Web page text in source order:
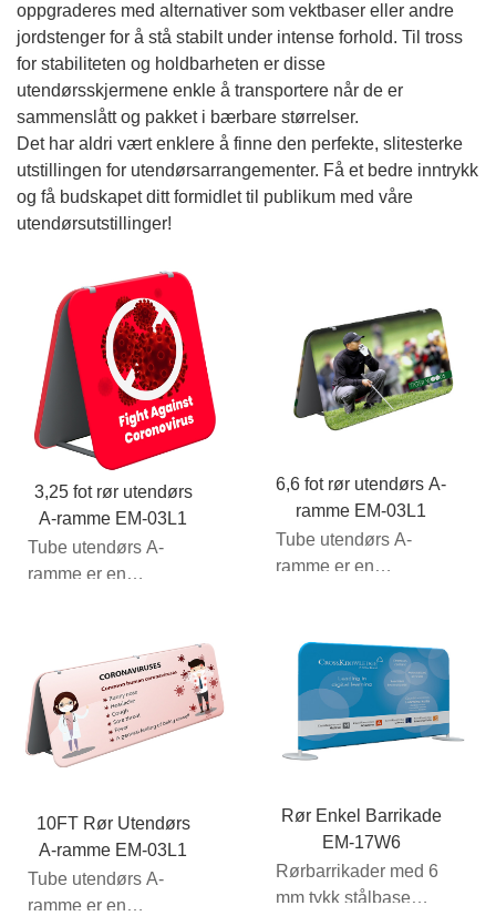
oppgraderes med alternativer som vektbaser eller andre
jordstenger for å stå stabilt under intense forhold. Til tross
for stabiliteten og holdbarheten er disse
utendørsskjermene enkle å transportere når de er
sammenslått og pakket i bærbare størrelser.
Det har aldri vært enklere å finne den perfekte, slitesterke
utstillingen for utendørsarrangementer. Få et bedre inntrykk
og få budskapet ditt formidlet til publikum med våre
utendørsutstillinger!
3,25 fot rør utendørs
A-ramme EM-03L1
Tube utendørs A-
ramme er en
6,6 fot rør utendørs A-
ramme EM-03L1
Tube utendørs A-
ramme er en
av lett...
10FT Rør Utendørs
A-ramme EM-03L1
Tube utendørs A-
ramme er en
Rør Enkel Barrikade
EM-17W6
Rørbarrikader med 6
mm tykk stålbase